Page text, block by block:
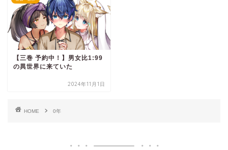
【三巻 予約中！】男女比1:99
の異世界に来ていた
2024年11月1日
HOME 0年